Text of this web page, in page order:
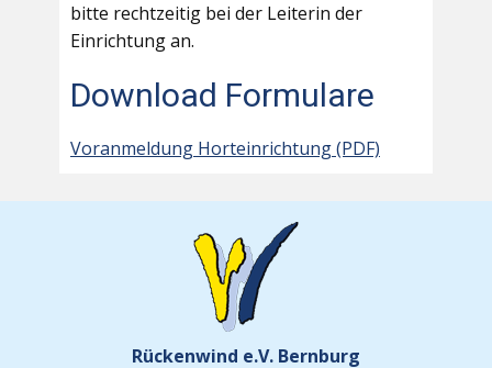
bitte rechtzeitig bei der Leiterin der
Einrichtung an.
Download Formulare
Voranmeldung Horteinrichtung (PDF)
Rückenwind e.V. Bernburg